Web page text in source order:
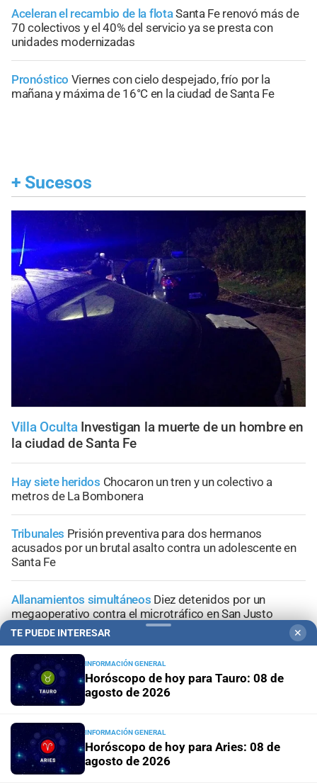
Aceleran el recambio de la flotaSanta Fe renovó más de
70 colectivos y el 40% del servicio ya se presta con
unidades modernizadas
Pronóstico Viernes con cielo despejado, frío por la
mañana y máxima de 16°C en la ciudad de Santa Fe
+ Sucesos
Villa Oculta Investigan la muerte de un hombre en
la ciudad de Santa Fe
Hay siete heridos Chocaron un tren y un colectivo a
metros de La Bombonera
Tribunales Prisión preventiva para dos hermanos
acusados por un brutal asalto contra un adolescente en
Santa Fe
Allanamientos simultáneos Diez detenidos por un
megaoperativo contra el microtráfico en San Justo
Conflicto judicial
amenazas contra un médico, un abogado y un periodista
+Información General
TE PUEDE INTERESAR ✕
INFORMACIÓN GENERAL
Horóscopo de hoy para Tauro: 08 de
agosto de 2026
INFORMACIÓN GENERAL
Horóscopo de hoy para Aries: 08 de
agosto de 2026